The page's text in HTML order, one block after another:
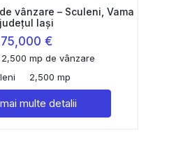
vânzare – Sculeni, Vama
județul Iași
75,000 €
mp de vânzare
2,500 mp
multe detalii